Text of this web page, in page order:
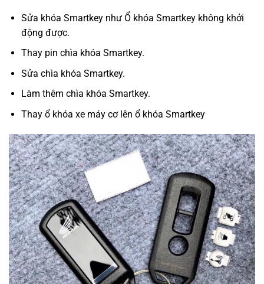
Sửa khóa Smartkey như Ổ khóa Smartkey không khởi
động được.
Thay pin chìa khóa Smartkey.
Sửa chìa khóa Smartkey.
Làm thêm chìa khóa Smartkey.
Thay ổ khóa xe máy cơ lên ổ khóa Smartkey